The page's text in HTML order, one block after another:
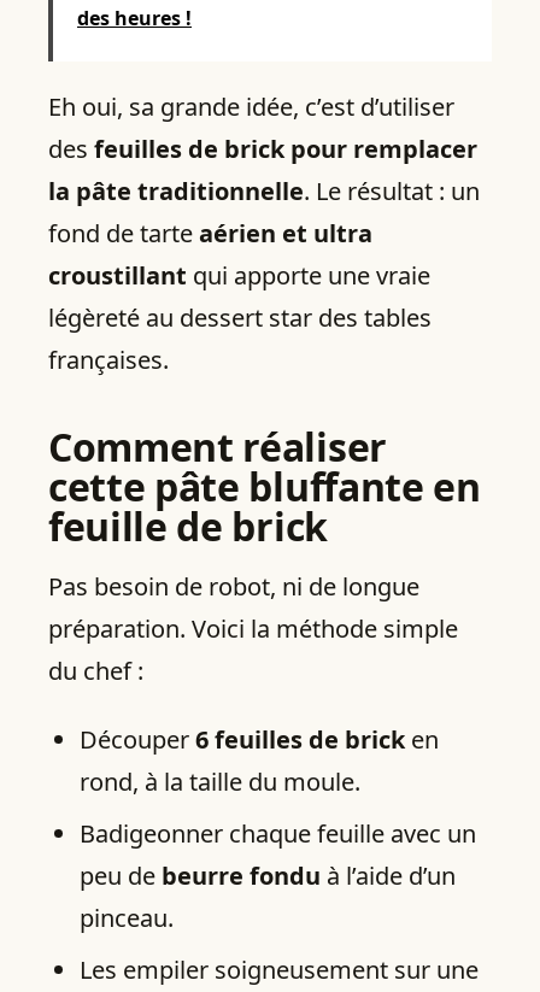
des heures !
Eh oui, sa grande idée, c’est d’utiliser
des feuilles de brick pour remplacer
la pâte traditionnelle. Le résultat : un
fond de tarteaérien et ultra
croustillant qui apporte une vraie
légèreté au dessert star des tables
françaises.
Comment réaliser
cette pâte bluffante en
feuille de brick
Pas besoin de robot, ni de longue
préparation. Voici la méthode simple
du chef :
Découper6 feuilles de bricken
rond, à la taille du moule.
Badigeonner chaque feuille avec un
peu de beurre fondu à l’aide d’un
pinceau.
Les empiler soigneusement sur une